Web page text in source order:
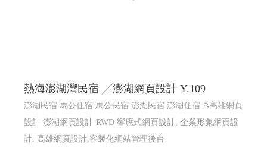
熱海澎湖灣民宿 ╱澎湖網頁設計 Y.109
澎湖民宿 馬公住宿 馬公民宿 澎湖民宿 澎湖住宿
高雄網頁
設計 澎湖網頁設計 RWD 響應式網頁設計, 企業形象網頁設
計, 高雄網頁設計,客製化網站管理後台